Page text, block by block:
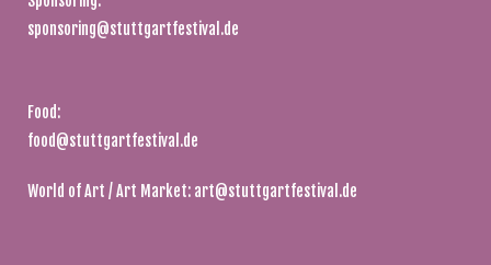
sponsoring@stuttgartfestival.de
Food:
food@stuttgartfestival.de
World of Art / Art Market: art@stuttgartfestival.de